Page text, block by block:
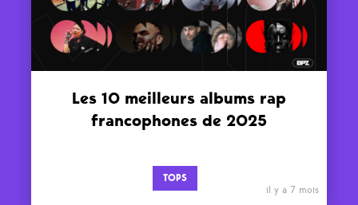
Les 10 meilleurs albums rap
francophones de 2025
TOPS
il y a 7 mois